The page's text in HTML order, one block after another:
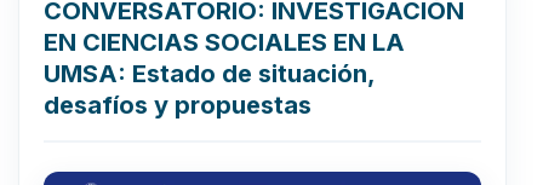
CONVERSATORIO: INVESTIGACIÓN
EN CIENCIAS SOCIALES EN LA
UMSA: Estado de situación,
desafíos y propuestas